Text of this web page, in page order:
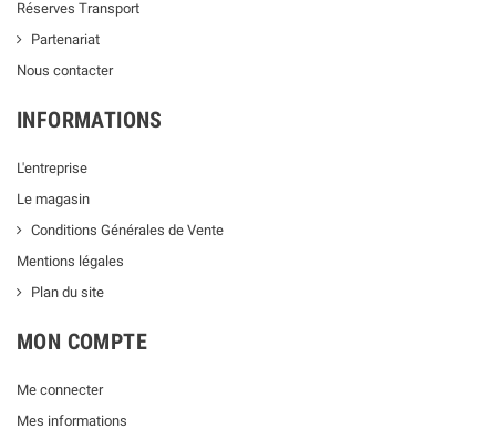
Réserves Transport
Partenariat
Nous contacter
INFORMATIONS
L'entreprise
Le magasin
Conditions Générales de Vente
Mentions légales
Plan du site
MON COMPTE
Me connecter
Mes informations